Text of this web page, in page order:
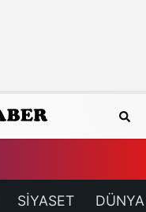
SİYASET DÜNYA